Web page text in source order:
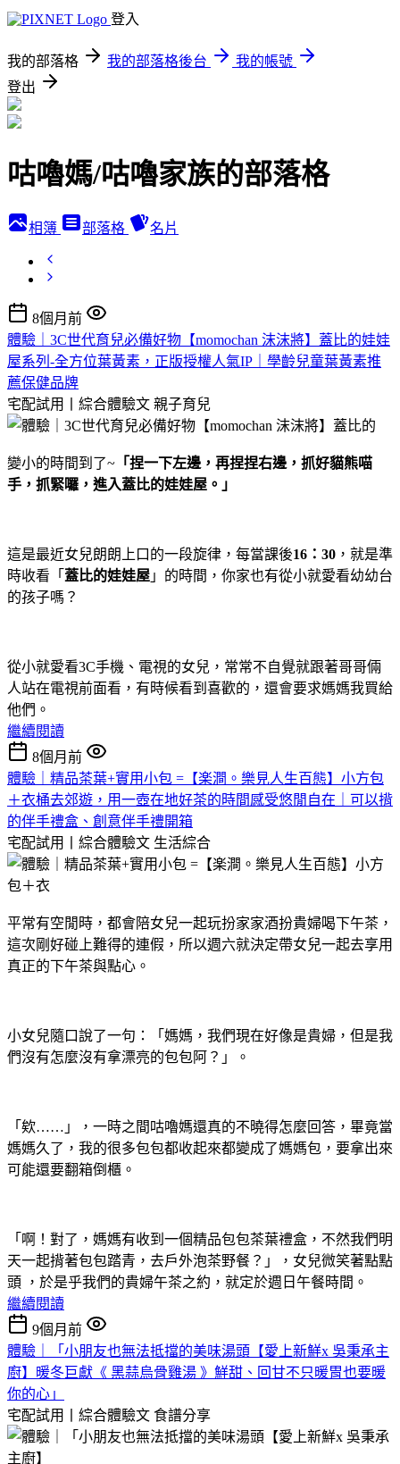
登入
我的部落格 我的部落格後台
我的帳號
登出
咕嚕媽/咕嚕家族的部落格
相簿 部落格 名片
8個月前
體驗｜3C世代育兒必備好物【momochan 沫沫將】蓋比的娃娃
屋系列-全方位葉黃素，正版授權人氣IP｜學齡兒童葉黃素推
薦保健品牌
宅配試用丨綜合體驗文 親子育兒
變小的時間到了~ 「捏一下左邊，再捏捏右邊，抓好貓熊喵
手，抓緊囉，進入蓋比的娃娃屋。」
這是最近女兒朗朗上口的一段旋律，每當課後16：30 ，就是準
時收看「 蓋比的娃娃屋 」的時間，你家也有從小就愛看幼幼台
的孩子嗎？
從小就愛看3C手機、電視的女兒，常常不自覺就跟著哥哥倆
人站在電視前面看，有時候看到喜歡的，還會要求媽媽我買給
他們。
繼續閱讀
8個月前
體驗｜精品茶葉+實用小包 =【楽澗。樂見人生百態】小方包
＋衣桶去郊遊，用一壺在地好茶的時間感受悠閒自在｜可以揹
的伴手禮盒、創意伴手禮開箱
宅配試用丨綜合體驗文 生活綜合
平常有空閒時，都會陪女兒一起玩扮家家酒扮貴婦喝下午茶，
這次剛好碰上難得的連假，所以週六就決定帶女兒一起去享用
真正的下午茶與點心。
小女兒隨口說了一句：「媽媽，我們現在好像是貴婦，但是我
們沒有怎麼沒有拿漂亮的包包阿？」。
「欸……」，一時之間咕嚕媽還真的不曉得怎麼回答，畢竟當
媽媽久了，我的很多包包都收起來都變成了媽媽包，要拿出來
可能還要翻箱倒櫃。
「啊！對了，媽媽有收到一個精品包包茶葉禮盒，不然我們明
天一起揹著包包踏青，去戶外泡茶野餐？」，女兒微笑著點點
頭 ，於是乎我們的貴婦午茶之約，就定於週日午餐時間。
繼續閱讀
9個月前
體驗｜「小朋友也無法抵擋的美味湯頭【愛上新鮮x 吳秉承主
廚】暖冬巨獻《 黑蒜烏骨雞湯 》鮮甜、回甘不只暖胃也要暖
你的心」
宅配試用丨綜合體驗文 食譜分享